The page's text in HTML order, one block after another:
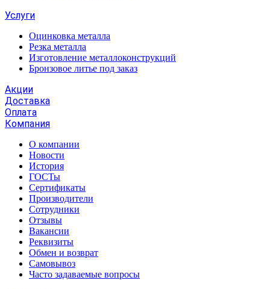
Услуги
Оцинковка металла
Резка металла
Изготовление металлоконструкций
Бронзовое литье под заказ
Акции
Доставка
Оплата
Компания
О компании
Новости
История
ГОСТы
Сертификаты
Производители
Сотрудники
Отзывы
Вакансии
Реквизиты
Обмен и возврат
Самовывоз
Часто задаваемые вопросы